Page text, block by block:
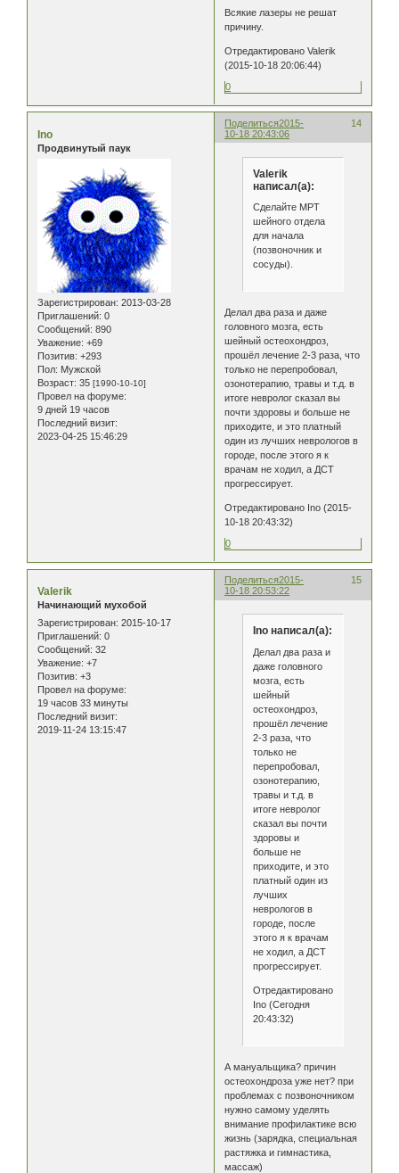
Всякие лазеры не решат
причину.
Отредактировано Valerik
(2015-10-18 20:06:44)
0
Поделиться 14
2015-
10-18 20:43:06
Ino
Продвинутый паук
Зарегистрирован: 2013-03-28
Приглашений: 0
Сообщений: 890
Уважение: +69
Позитив: +293
Пол: Мужской
Возраст: 35 [1990-10-10]
Провел на форуме:
9 дней 19 часов
Последний визит:
2023-04-25 15:46:29
Valerik
написал(а):
Сделайте МРТ
шейного отдела
для начала
(позвоночник и
сосуды).
Делал два раза и даже
головного мозга, есть
шейный остеохондроз,
прошёл лечение 2-3 раза, что
только не перепробовал,
озонотерапию, травы и т.д. в
итоге невролог сказал вы
почти здоровы и больше не
приходите, и это платный
один из лучших неврологов в
городе, после этого я к
врачам не ходил, а ДСТ
прогрессирует.
Отредактировано Ino (2015-
10-18 20:43:32)
0
Поделиться 15
2015-
10-18 20:53:22
Valerik
Начинающий мухобой
Зарегистрирован: 2015-10-17
Приглашений: 0
Сообщений: 32
Уважение: +7
Позитив: +3
Провел на форуме:
19 часов 33 минуты
Последний визит:
2019-11-24 13:15:47
Ino написал(а):
Делал два раза и
даже головного
мозга, есть
шейный
остеохондроз,
прошёл лечение
2-3 раза, что
только не
перепробовал,
озонотерапию,
травы и т.д. в
итоге невролог
сказал вы почти
здоровы и
больше не
приходите, и это
платный один из
лучших
неврологов в
городе, после
этого я к врачам
не ходил, а ДСТ
прогрессирует.
Отредактировано
Ino (Сегодня
20:43:32)
А мануальщика? причин
остеохондроза уже нет? при
проблемах с позвоночником
нужно самому уделять
внимание профилактике всю
жизнь (зарядка, специальная
растяжка и гимнастика,
массаж)